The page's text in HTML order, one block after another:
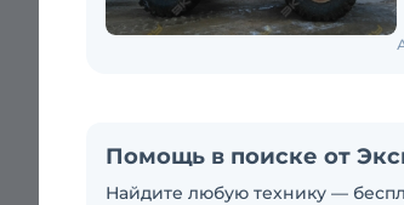
Помощь в поиске от
Найдите любую технику —